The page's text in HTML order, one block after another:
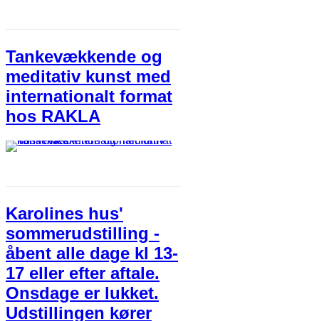
Tankevækkende og
meditativ kunst med
internationalt format
hos RAKLA
Karolines hus'
sommerudstilling -
åbent alle dage kl 13-
17 eller efter aftale.
Onsdage er lukket.
Udstillingen kører